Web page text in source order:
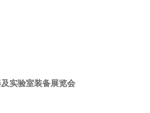
实验室装备展览会